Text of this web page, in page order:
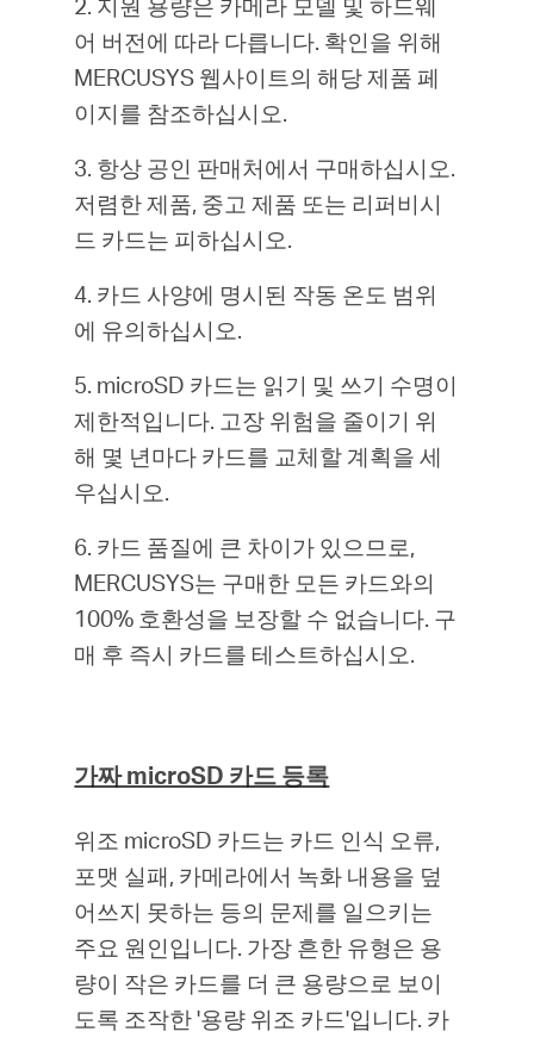
어 버전에 따라 다릅니다. 확인을 위해
MERCUSYS 웹사이트의 해당 제품 페
이지를 참조하십시오.
3. 항상 공인 판매처에서 구매하십시오.
저렴한 제품, 중고 제품 또는 리퍼비시
드 카드는 피하십시오.
4. 카드 사양에 명시된 작동 온도 범위
에 유의하십시오.
5. microSD 카드는 읽기 및 쓰기 수명이
제한적입니다. 고장 위험을 줄이기 위
해 몇 년마다 카드를 교체할 계획을 세
우십시오.
6. 카드 품질에 큰 차이가 있으므로,
MERCUSYS는 구매한 모든 카드와의
100% 호환성을 보장할 수 없습니다. 구
매 후 즉시 카드를 테스트하십시오.
가짜 microSD 카드 등록
위조 microSD 카드는 카드 인식 오류,
포맷 실패, 카메라에서 녹화 내용을 덮
어쓰지 못하는 등의 문제를 일으키는
주요 원인입니다. 가장 흔한 유형은 용
량이 작은 카드를 더 큰 용량으로 보이
도록 조작한 '용량 위조 카드'입니다. 카